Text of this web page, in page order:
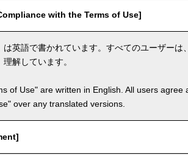
with the Terms of Use]
は英語で書かれています。すべてのユーザー
解しています。
of Use" are written in English. All users
over any translated versions.